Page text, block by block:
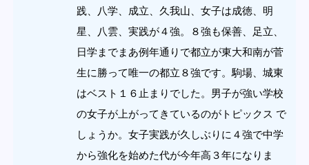
践、八学、成立、久我山、女子は成徳、明
星、八雲、実践が４強。８強も保善、足立、
日学までまあ例年通りで都立が東大和南が菅
生に勝って唯一の都立８強です。駒場、城東
はベスト１６止まりでした。男子が強い学校
の女子が上がってきているのがトピックス で
しょうか。女子実践が久しぶりに４強で中学
から強化を始めた代が今年高３年になりま